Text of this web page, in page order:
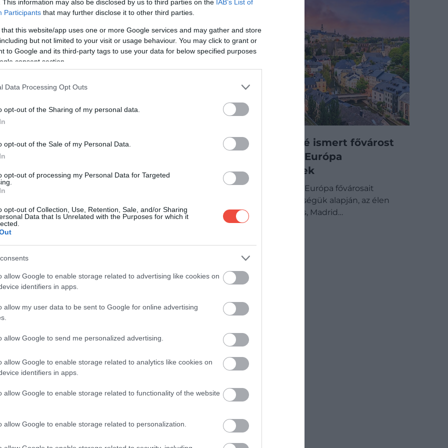
This information may also be disclosed by us to third parties on the IAB’s List of
Participants that may further disclose it to other third parties.
that this website/app uses one or more Google services and may gather and store
but not limited to your visit or usage behaviour. You may click to grant or
to Google and its third-party tags to use your data for below specified purposes
consent section.
Data Processing Opt Outs
opt-out of the Sharing of my personal data.
opt-out of the Sale of my Personal Data.
opt-out of processing my Personal Data for Targeted
opt-out of Collection, Use, Retention, Sale, and/or Sharing
Data that Is Unrelated with the Purposes for which it
allow Google to enable storage related to advertising like cookies on
identifiers in apps.
allow my user data to be sent to Google for online advertising
allow Google to send me personalized advertising.
allow Google to enable storage related to analytics like cookies on
identifiers in apps.
allow Google to enable storage related to functionality of the website
allow Google to enable storage related to personalization.
Macbeth’s Castle, the location of his infamous
of Cawdor. Alas, this castle was built well after the
but truer tale is connected to it. William Calder,
the area. He loaded up his donkey with gold, said
Ezt a kevésbé ismert fővárost
választották Európa
legszebbjének
Egy friss kutatás Európa fővárosait
rangsorolta szépségük alapján, az élen
pedig nem Párizs, Madrid…